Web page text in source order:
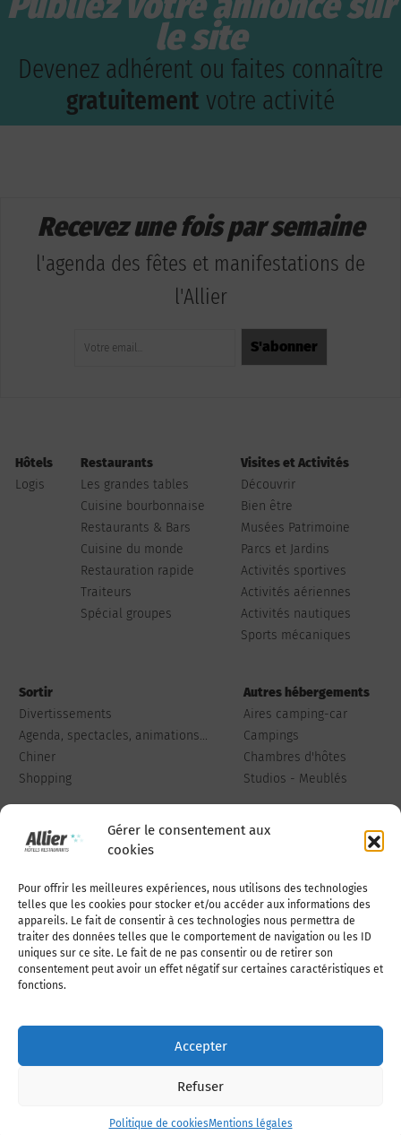
Gérer le consentement aux
cookies
Pour offrir les meilleures expériences, nous utilisons des technologies
telles que les cookies pour stocker et/ou accéder aux informations des
appareils. Le fait de consentir à ces technologies nous permettra de
traiter des données telles que le comportement de navigation ou les ID
uniques sur ce site. Le fait de ne pas consentir ou de retirer son
consentement peut avoir un effet négatif sur certaines caractéristiques et
fonctions.
Accepter
Refuser
Politique de cookiesMentions légales
le site
Devenez adhérent ou faites connaître
gratuitement votre activité
Recevez une fois par semaine
l'agenda des fêtes et manifestations de
l'Allier
Hôtels
Logis
Restaurants
Les grandes tables
Cuisine bourbonnaise
Restaurants & Bars
Cuisine du monde
Restauration rapide
Traiteurs
Spécial groupes
Visites et Activités
Découvrir
Bien être
Musées Patrimoine
Parcs et Jardins
Activités sportives
Activités aériennes
Activités nautiques
Sports mécaniques
Sortir
Divertissements
Agenda, spectacles, animations...
Chiner
Shopping
Autres hébergements
Aires camping-car
Campings
Chambres d'hôtes
Studios - Meublés
Qui sommes-nous Publiez votre annonce
Adhérer à l’association Nous contacter
Politique de cookies (UE)